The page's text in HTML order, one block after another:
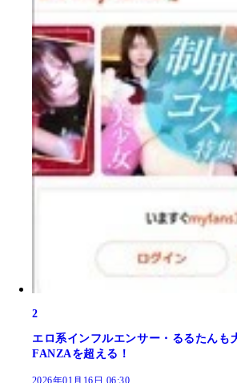
2
エロ系インフルエンサー・るるたん
FANZAを超える！
2026年01月16日 06:30